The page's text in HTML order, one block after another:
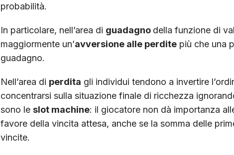
probabilità.
In particolare, nell’area di guadagno della funzione di
maggiormente un’avversione alle perdite più che una
guadagno.
Nell’area di perdita gli individui tendono a invertire
concentrarsi sulla situazione finale di ricchezza
sono le slot machine: il giocatore non dà importanza
favore della vincita attesa, anche se la somma delle
vincite.